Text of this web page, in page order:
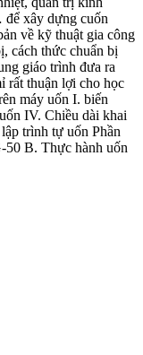
để xây dựng cuốn
về kỹ thuật gia công
cách thức chuẩn bị
giáo trình đưa ra
rất thuận lợi cho học
máy uốn I. biến
IV. Chiều dài khai
trình tự uốn Phần
B. Thực hành uốn